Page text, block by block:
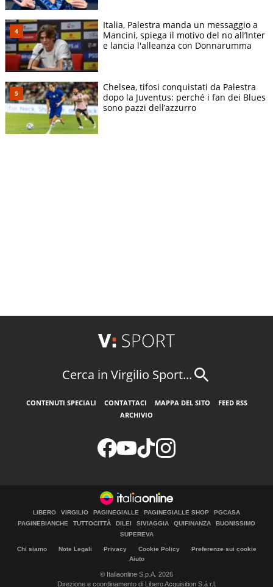
Italia, Palestra manda un messaggio a
Mancini, spiega il motivo del no all’Inter
e lancia l'alleanza con Donnarumma
Chelsea, tifosi conquistati da Palestra
dopo la Juventus: perché i fan dei Blues
sono pazzi dell’azzurro
Cerca in Virgilio Sport...
CONTENUTI SPECIALI CONTATTACI MAPPA DEL SITO
FEED RSS
ARCHIVIO
LIBERO VIRGILIO PAGINEGIALLE PAGINEGIALLE SHOP
PGCASA
PAGINEBIANCHE
TUTTOCITTÀ DILEI SIVIAGGIA QUIFINANZA
BUONISSIMO
SUPEREVA
Chi siamo Note Legali Privacy Cookie Policy
Preferenze sui cookie
Aiuto
© Italiaonline S.p.A. 2026
Direzione e coordinamento di Libero Acquisition S.á r.l.